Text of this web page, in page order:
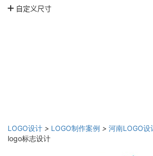
LOGO设计 > LOGO制作案例 > 河南LOGO设
logo标志设计